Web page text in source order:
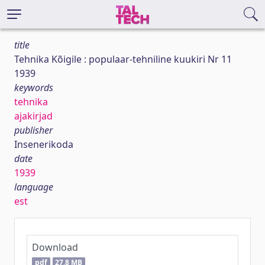
title
Tehnika Kõigile : populaar-tehniline kuukiri Nr 11
1939
keywords
tehnika
ajakirjad
publisher
Insenerikoda
date
1939
language
est
Download
pdf 27,8 MB